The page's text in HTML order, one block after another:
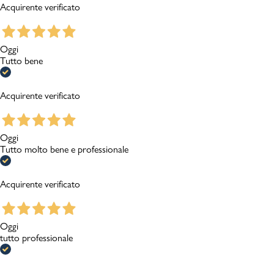
Acquirente verificato
Oggi
Tutto bene
Acquirente verificato
Oggi
Tutto molto bene e professionale
Acquirente verificato
Oggi
tutto professionale